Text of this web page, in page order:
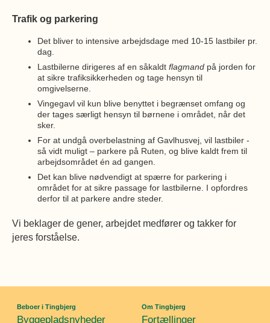
Trafik og parkering
Det bliver to intensive arbejdsdage med 10-15 lastbiler pr.
dag.
Lastbilerne dirigeres af en såkaldt flagmand på jorden for
at sikre trafiksikkerheden og tage hensyn til
omgivelserne.
Vingegavl vil kun blive benyttet i begrænset omfang og
der tages særligt hensyn til børnene i området, når det
sker.
For at undgå overbelastning af Gavlhusvej, vil lastbiler -
så vidt muligt – parkere på Ruten, og blive kaldt frem til
arbejdsområdet én ad gangen.
Det kan blive nødvendigt at spærre for parkering i
området for at sikre passage for lastbilerne. I opfordres
derfor til at parkere andre steder.
Vi beklager de gener, arbejdet medfører og takker for
jeres forståelse.
Beboer i Tingbjerg
Byggepladsnyheder
Om Tingbjerg
Fortællinger